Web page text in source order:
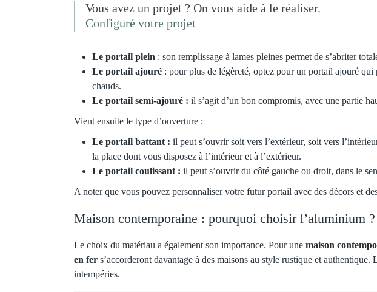
Vous avez un projet ? On vous aide à le réaliser.
Configuré votre projet
Le portail plein : son remplissage à lames pleines permet de s’abriter
Le portail ajouré : pour plus de légèreté, optez pour un portail ajouré
chauds.
Le portail semi-ajouré : il s’agit d’un bon compromis, avec une partie
Vient ensuite le type d’ouverture :
Le portail battant : il peut s’ouvrir soit vers l’extérieur, soit vers
la place dont vous disposez à l’intérieur et à l’extérieur.
Le portail coulissant : il peut s’ouvrir du côté gauche ou droit, dans le
A noter que vous pouvez personnaliser votre futur portail avec des décors et
Maison contemporaine : pourquoi choisir l’aluminium ?
Le choix du matériau a également son importance. Pour une maison
en fer s’accorderont davantage à des maisons au style rustique et authentique.
intempéries.